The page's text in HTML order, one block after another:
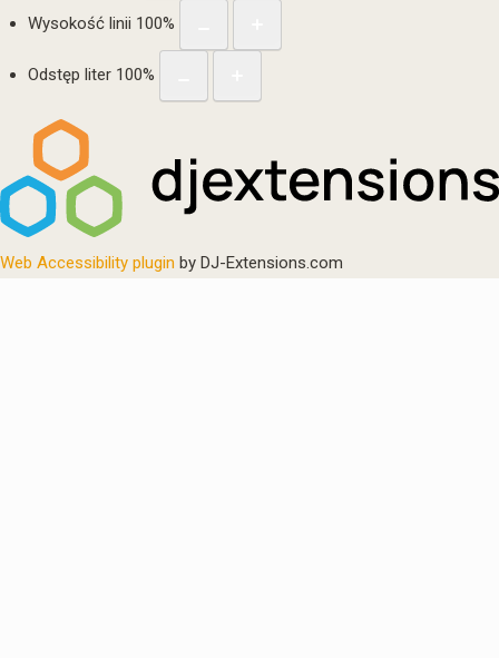
Wysokość linii 100%
Odstęp liter 100%
Web Accessibility plugin by DJ-Extensions.com